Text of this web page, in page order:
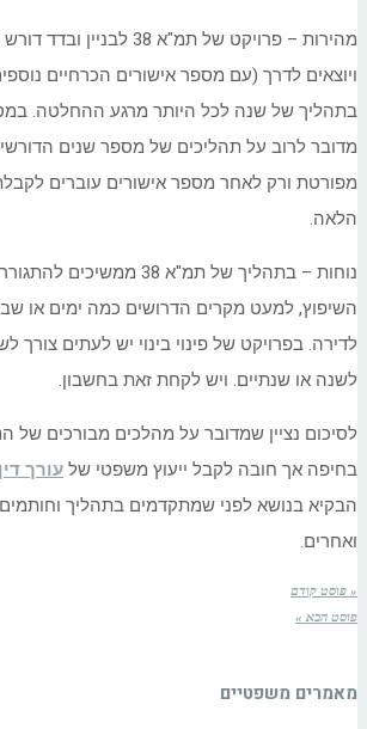
מהירות – פרויקט של תמ"א 38
ויוצאים לדרך (עם מספר אישורים הכרחיים
בתהליך של שנה לכל היותר מרגע ההחלטה.
מדובר לרוב על תהליכים של מספר שנים
מפורטת ורק לאחר מספר אישורים עוברים לקבלת
הלאה.
נוחות – בתהליך של תמ"א 38
השיפוץ, למעט מקרים הדרושים כמה ימים או
לדירה. בפרויקט של פינוי בינוי יש לעתים צורך
לשנה או שנתיים. ויש לקחת זאת בחשבון.
לסיכום נציין שמדובר על מהלכים מבורכים של
בחיפה אך חובה לקבל ייעוץ משפטי של עורך
הבקיא בנושא לפני שמתקדמים בתהליך
ואחרים.
« פוסט קודם
פוסט הבא »
מאמרים משפטיים